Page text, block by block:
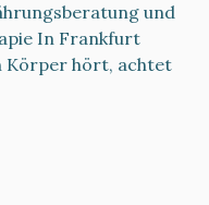
und
In Frankfurt
Körper hört, achtet